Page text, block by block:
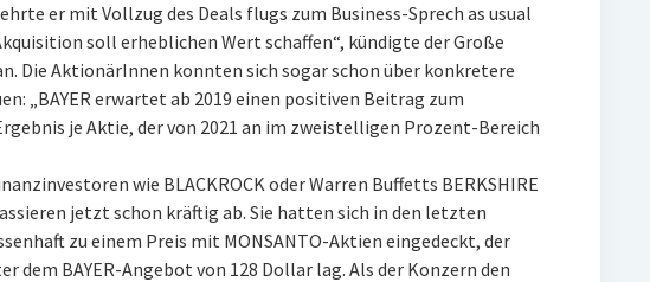
er mit Vollzug des Deals flugs zum Business-Sprech as usual
soll erheblichen Wert schaffen“, kündigte der Große
Die AktionärInnen konnten sich sogar schon über konkretere
„BAYER erwartet ab 2019 einen positiven Beitrag zum
je Aktie, der von 2021 an im zweistelligen Prozent-Bereich
wie BLACKROCK oder Warren Buffetts BERKSHIRE
jetzt schon kräftig ab. Sie hatten sich in den letzten
zu einem Preis mit MONSANTO-Aktien eingedeckt, der
dem BAYER-Angebot von 128 Dollar lag. Als der Konzern den